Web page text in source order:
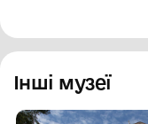
Інші музеї